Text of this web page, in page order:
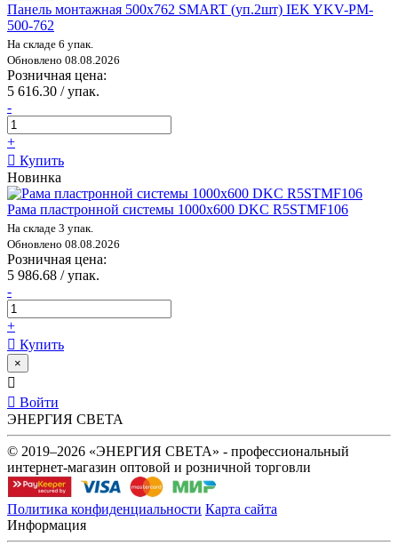
Панель монтажная 500х762 SMART (уп.2шт) IEK YKV-PM-
500-762
На складе 6 упак.
Обновлено 08.08.2026
Розничная цена:
5 616.30 / упак.
-
+
Купить
Новинка
Рама пластронной системы 1000х600 DKC R5STMF106
На складе 3 упак.
Обновлено 08.08.2026
Розничная цена:
5 986.68 / упак.
-
+
Купить
×
Войти
ЭНЕРГИЯ СВЕТА
© 2019–2026 «ЭНЕРГИЯ СВЕТА» - профессиональный
интернет-магазин оптовой и розничной торговли
Политика конфиденциальности Карта сайта
Информация